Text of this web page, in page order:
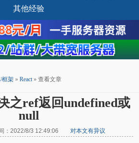
其他经验
/框架 » React » 查看文章
之ref返回undefined或
null
：2022/8/3 12:49:06 对本文有异议